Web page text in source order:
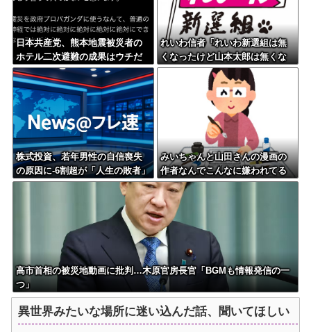
日本共産党、熊本地震被災者の
ホテル二次避難の成果はウチだ
とアレオレ詐欺をはじめる
れいわ信者「れいわ新選組は無
くなったけど山本太郎は無くな
らないからね。山本太郎Foreve
株式投資、若年男性の自信喪失
の原因に-6割超が「人生の敗者」
自認
みいちゃんと山田さんの漫画の
作者なんでこんなに嫌われてる
んだろうな
高市首相の被災地動画に批判…木原官房長官「BGMも情報発信の一
つ」
異世界みたいな場所に迷い込んだ話、聞いてほしい